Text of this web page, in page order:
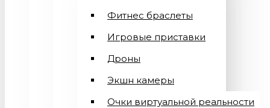
Фитнес браслеты
Игровые приставки
Дроны
Экшн камеры
Очки виртуальной реальности